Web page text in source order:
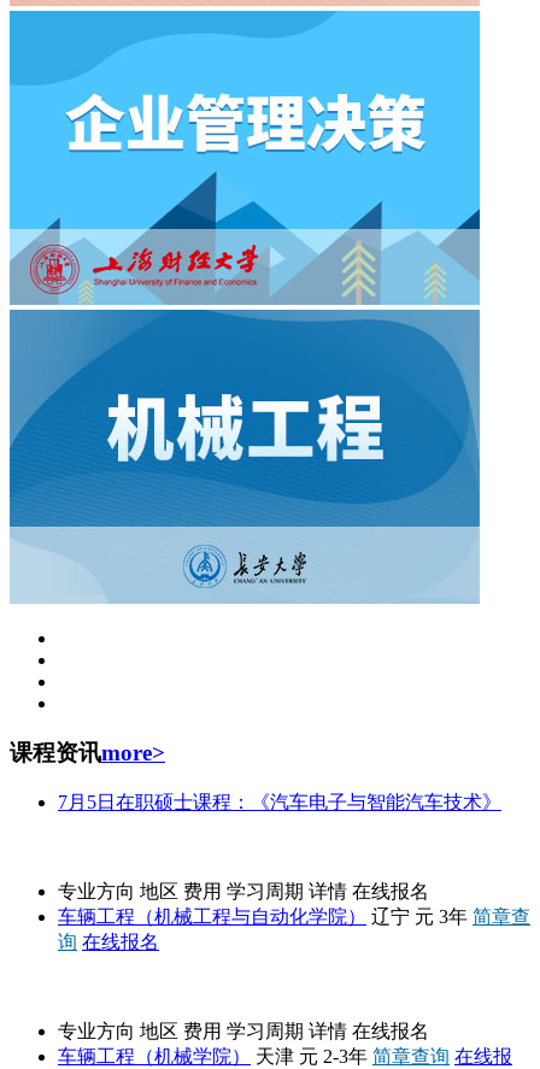
课程资讯more>
7月5日在职硕士课程：《汽车电子与智能汽车技术》
专业方向 地区 费用 学习周期 详情 在线报名
车辆工程（机械工程与自动化学院）
辽宁 元 3年 简章查
询 在线报名
专业方向 地区 费用 学习周期 详情 在线报名
车辆工程（机械学院）
天津 元 2-3年 简章查询 在线报